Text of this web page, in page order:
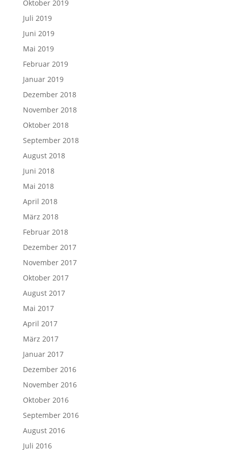
Oktober 2019
Juli 2019
Juni 2019
Mai 2019
Februar 2019
Januar 2019
Dezember 2018
November 2018
Oktober 2018
September 2018
August 2018
Juni 2018
Mai 2018
April 2018
März 2018
Februar 2018
Dezember 2017
November 2017
Oktober 2017
August 2017
Mai 2017
April 2017
März 2017
Januar 2017
Dezember 2016
November 2016
Oktober 2016
September 2016
August 2016
Juli 2016